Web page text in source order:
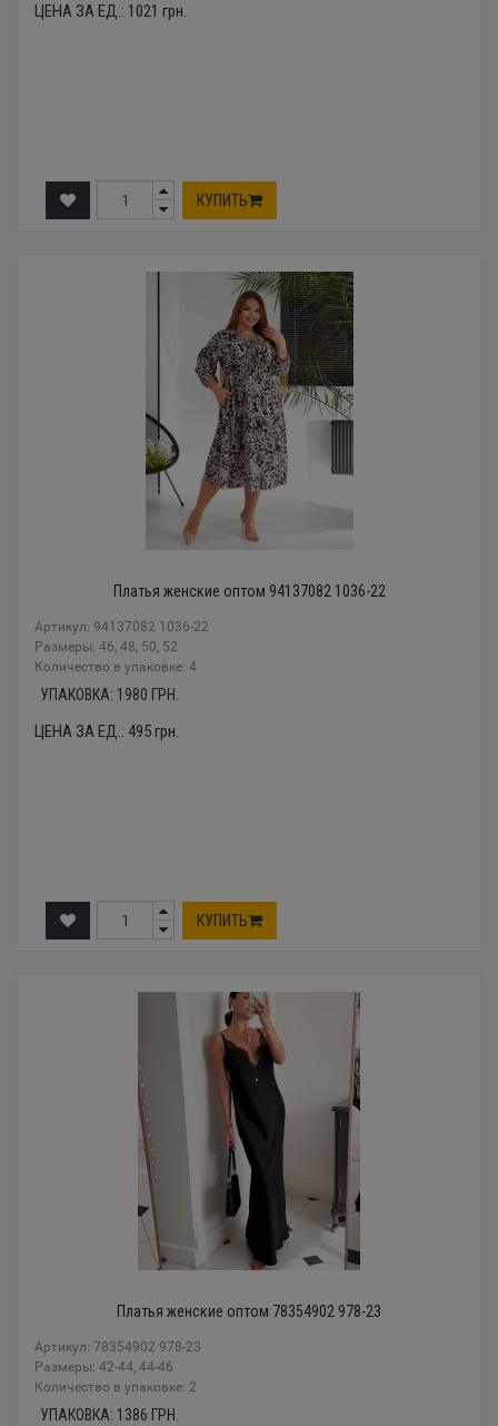
ЦЕНА ЗА ЕД.: 1021 грн.
КУПИТЬ
Платья женские оптом 94137082 1036-22
Артикул: 94137082 1036-22
Размеры: 46, 48, 50, 52
Количество в упаковке: 4
УПАКОВКА: 1980 ГРН.
ЦЕНА ЗА ЕД.: 495грн.
КУПИТЬ
Платья женские оптом 78354902 978-23
Артикул: 78354902 978-23
Размеры: 42-44, 44-46
Количество в упаковке: 2
УПАКОВКА: 1386 ГРН.